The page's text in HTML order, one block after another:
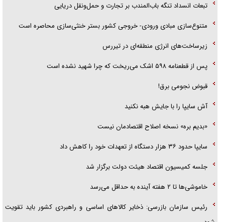
تبعات انسداد تنگه باب‌المندب بر تجارت و حمل‌ونقل دریایی
متنوع‌سازی مبادی ورودی- خروجی کشور بستر خنثی‌سازی محاصره است
زیرساخت‌های انرژی منطقه‌ای در تیررس
پس از قطعنامه ۵۹۸ اشک می‌ریخت که چرا شهید نشده است
قبوض نجومی برق!
آش سایپا را با جایش هبه نکنید
«بدیم بره» نسخه اصلاح اقتصادمان نیست
سایپا حدود ۳۶ هزار دستگاه از تعهدات خود را کاهش داد
جلسه کمیسیون اقتصاد هیئت دولت برگزار شد
خاموشی‌ها تا ۲ هفته آینده به حداقل می‌رسد
رئیس سازمان بازرسی: ذخایر کالا‌های اساسی و راهبردی کشور باید تقویت